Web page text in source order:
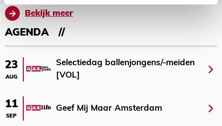
Bekijk meer
AGENDA
23
AUG
Selectiedag ballenjongens/-meiden
[VOL]
11
SEP
Geef Mij Maar Amsterdam